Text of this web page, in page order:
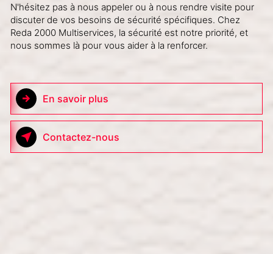
N'hésitez pas à nous appeler ou à nous rendre visite pour
discuter de vos besoins de sécurité spécifiques. Chez
Reda 2000 Multiservices, la sécurité est notre priorité, et
nous sommes là pour vous aider à la renforcer.
En savoir plus
Contactez-nous